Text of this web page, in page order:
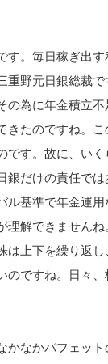
す。毎日稼ぎ出す
重野元日銀総裁で
の為に年金積立不
きたのですね。こ
です。故に、いく
銀だけの責任では
ル基準で年金運用
理解できませんね
は上下を繰り返し
のですね。日々、
かなかバフェット